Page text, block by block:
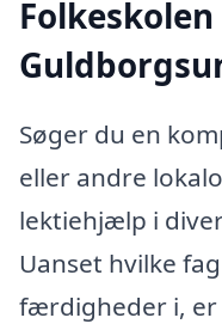
Søger du en
eller andre
lektiehjælp i
Uanset hvilke
færdigheder i,